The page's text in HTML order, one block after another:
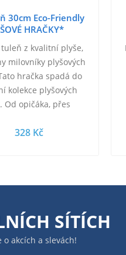
30cm Eco-Friendly
HRAČKY*
z kvalitní plyše,
milovníky plyšových
hračka spadá do
kolekce plyšových
Od opičáka, přes
kočky…
328 Kč
SÍTÍCH
akcích a slevách!